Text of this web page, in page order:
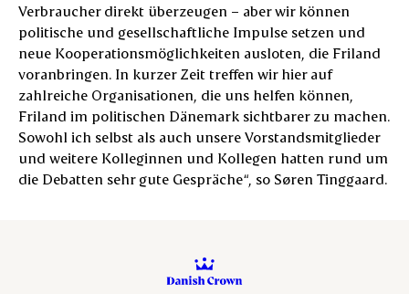
Verbraucher direkt überzeugen – aber wir können
politische und gesellschaftliche Impulse setzen und
neue Kooperationsmöglichkeiten ausloten, die Friland
voranbringen. In kurzer Zeit treffen wir hier auf
zahlreiche Organisationen, die uns helfen können,
Friland im politischen Dänemark sichtbarer zu machen.
Sowohl ich selbst als auch unsere Vorstandsmitglieder
und weitere Kolleginnen und Kollegen hatten rund um
die Debatten sehr gute Gespräche“, so Søren Tinggaard.